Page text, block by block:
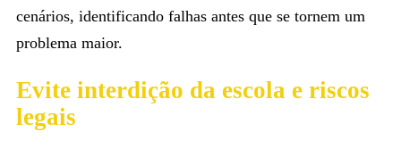
cenários, identificando falhas antes que se tornem um
problema maior.
Evite interdição da escola e riscos
legais